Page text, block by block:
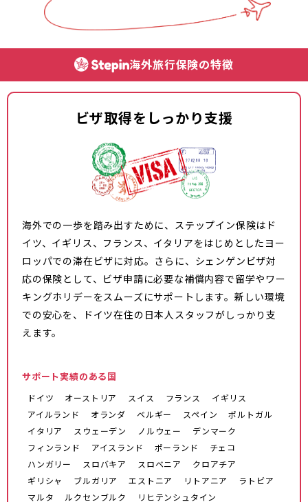
海外旅行保険の特徴
ビザ取得をしっかり支援
海外での一歩を踏み出すために、ステップイン保険はド
イツ、イギリス、フランス、イタリアをはじめとしたヨー
ロッパでの滞在ビザに対応。さらに、シェンゲンビザ対
応の保険として、ビザ申請に必要な補償内容で留学やワー
キングホリデーをスムーズにサポートします。新しい環境
での安心を、ドイツ在住の日本人スタッフがしっかり支
えます。
サポート実績のある国
ドイツ オーストリア スイス フランス
イギリス
アイルランド
オランダ ベルギー スペイン
ポルトガル
イタリア
スウェーデン ノルウェー
デンマーク
フィンランド
アイスランド ポーランド
チェコ
ハンガリー
スロバキア スロベニア
クロアチア
ギリシャ
ブルガリア エストニア リトアニア
ラトビア
マルタ
ルクセンブルク リヒテンシュタイン